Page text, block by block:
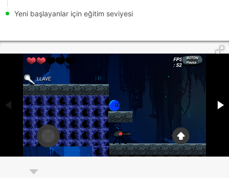
Yeni başlayanlar için eğitim seviyesi